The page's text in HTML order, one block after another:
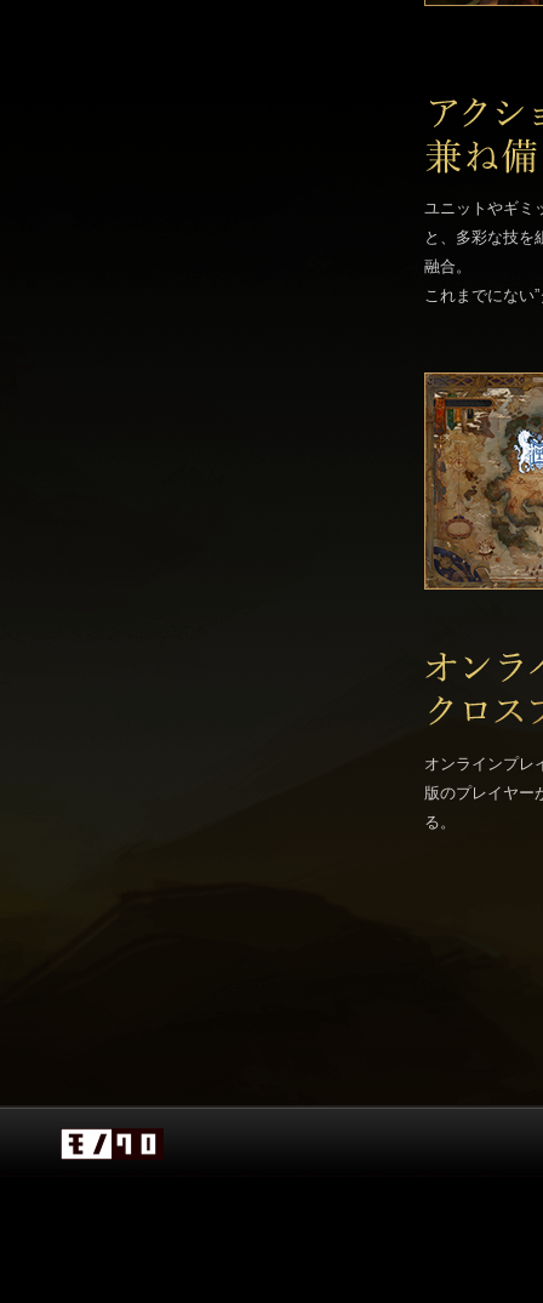
ユニットやギミ
と、多彩な技を
融合。
これまでにない
オンラインプレ
版のプレイヤー
る。